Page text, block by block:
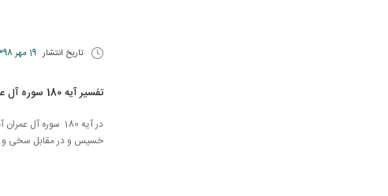
تاریخ انتشار 19 مهر 1398
تفسیر آیه 180 سوره آل عمران
در آیه 180 سوره
خسیس و در مقابل سخی و